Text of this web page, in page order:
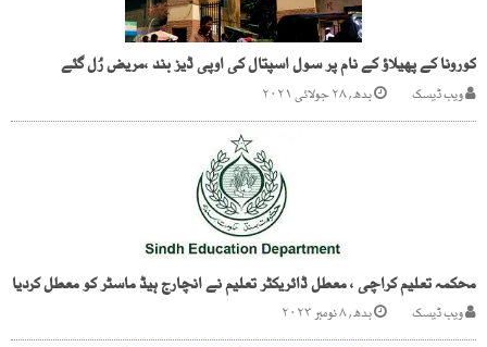
کورونا کے پھیلاؤ کے نام پر سول اسپتال کی اوپی ڈیز بند ،مریض رُل گئے
ویب ڈیسک بدھ, ۲۸ جولائی ۲۰۲۱
محکمہ تعلیم کراچی ، معطل ڈائریکٹر تعلیم نے انچارج ہیڈ ماسٹر کو معطل کردیا
ویب ڈیسک بدھ, ۸ نومبر ۲۰۲۳